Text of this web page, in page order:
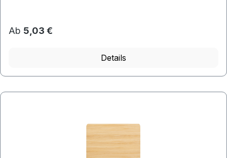
Ab 5,03 €
Details